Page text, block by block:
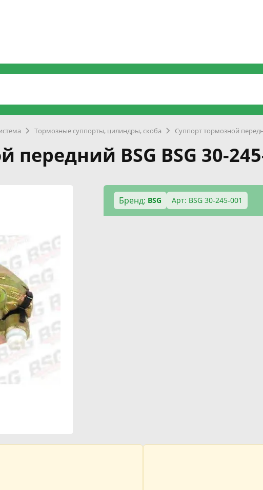
Тормозные суппорты, цилиндры, скоба Суппорт тормозной
передний BSG BSG 30-
Бренд: BSG Арт: BSG 30-245-001